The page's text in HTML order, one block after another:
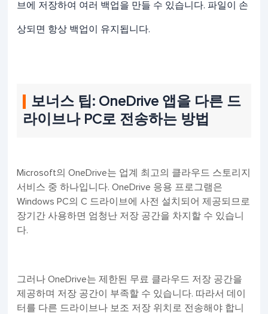
브에 저장하여 여러 백업을 만들 수 있습니다. 파일이 손
상되면 항상 백업이 유지됩니다.
보너스 팁: OneDrive 앱을 다른 드
라이브나 PC로 전송하는 방법
Microsoft의 OneDrive는 업계 최고의 클라우드 스토리지
서비스 중 하나입니다. OneDrive 응용 프로그램은
Windows PC의 C 드라이브에 사전 설치되어 제공되므로
장기간 사용하면 엄청난 저장 공간을 차지할 수 있습니
다.
그러나 OneDrive는 제한된 무료 클라우드 저장 공간을
제공하며 저장 공간이 부족할 수 있습니다. 따라서 데이
터를 다른 드라이브나 보조 저장 위치로 전송해야 합니